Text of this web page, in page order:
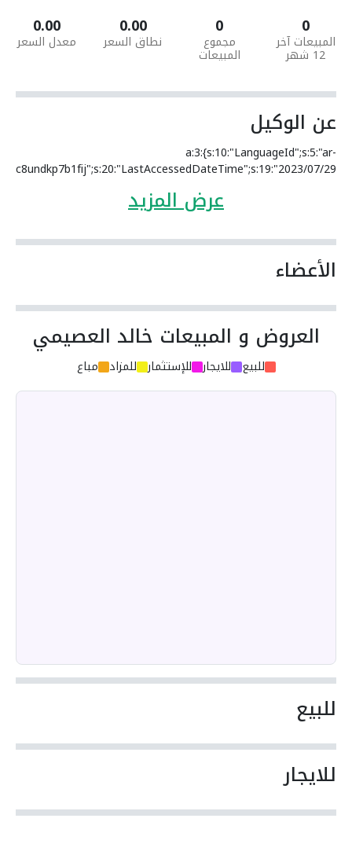
0
المبيعات آخر
12 شهر
0
مجموع
المبيعات
0.00
نطاق السعر
0.00
معدل السعر
عن الوكيل
a:3:{s:10:"LanguageId";s:5:"ar-
07/29
عرض المزيد
الأعضاء
العروض و المبيعات خالد العصيمي
للبيع للايجار للإستثمار للمزاد مباع
للبيع
للايجار